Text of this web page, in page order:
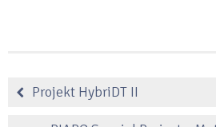
Projekt HybriDT II